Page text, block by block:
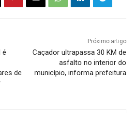
é
de
Próximo artigo
Caçador ultrapassa 30 KM de
asfalto no interior do
município, informa prefeitura